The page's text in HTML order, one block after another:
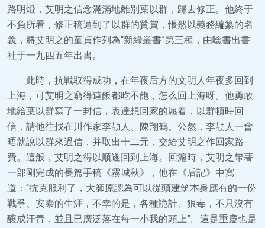
路明燈，艾明之信念滿滿地離別葉以群，歸去修正。他終于
不負所看，修正稿遭到了以群的贊賞，悵然以義務編纂的名
義，將艾明之的童貞作列為“新綠叢書”第三種，由唸書出書
社于一九四五年出書。
此時，抗戰取得成功，在年夜后方的文明人年夜多回到
上海，可艾明之窮得連飯都吃不飽，怎么回上海呀。他勇敢
地給葉以群寫了一封信，表達想回家的愿看，以群頓時回
信，請他往找在川作家李劼人、陳翔鶴。公然，李劼人一會
晤就說以群來過信，并取出十二元，交給艾明之作回家路
費。這般，艾明之得以順遂回到上海。回滬時，艾明之帶著
一部剛完成的長篇手稿《霧城秋》，他在《后記》中寫
道：“抗克服利了，大師原認為可以從頭建筑本身應有的一份
戰爭、安泰的生涯，不幸的是，各種詭計、狠毒，不只沒有
釀成汗青，並且已廣泛落在每一小我的頭上”。這是重慶也是